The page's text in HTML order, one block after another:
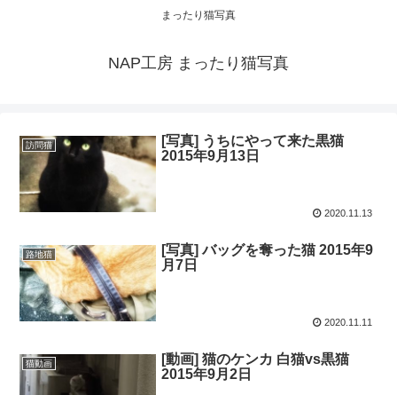
まったり猫写真
NAP工房 まったり猫写真
訪問猫
[写真] うちにやって来た黒猫
2015年9月13日
2020.11.13
路地猫
[写真] バッグを奪った猫 2015年9
月7日
2020.11.11
猫動画
[動画] 猫のケンカ 白猫vs黒猫
2015年9月2日